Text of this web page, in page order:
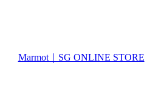
Marmot｜SG ONLINE STORE